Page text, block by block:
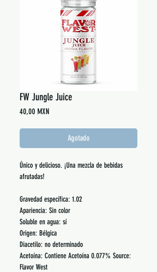
FW Jungle Juice
40,00 MXNPrecio
Agotado
Único y delicioso. ¡Una mezcla de bebidas
afrutadas!
Gravedad específica: 1.02
Apariencia: Sin color
Soluble en agua: sí
Origen: Bélgica
Diacetilo: no determinado
Acetoína: Contiene Acetoína 0.077% Source:
Flavor West